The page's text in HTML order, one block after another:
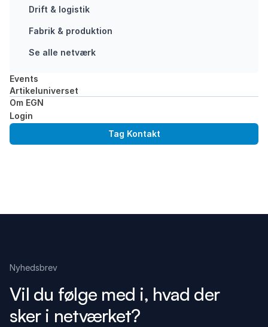
Drift & logistik
Fabrik & produktion
Se alle netværk
Events
Artikeluniverset
Om EGN
Login
Tag Kontakt
er svært at
Nyhedsbrev
Vil du følge med i, hvad der
sker i netværket?